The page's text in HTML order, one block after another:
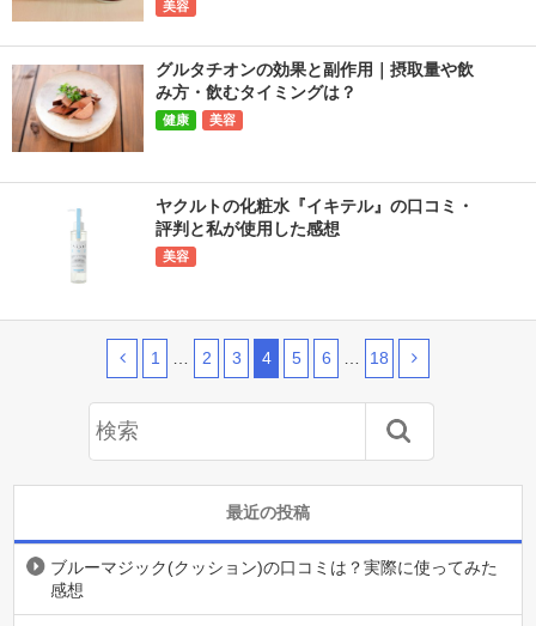
美容
グルタチオンの効果と副作用｜摂取量や飲
み方・飲むタイミングは？
健康 美容
ヤクルトの化粧水『イキテル』の口コミ・
評判と私が使用した感想
美容
1 2 3 4 5 6 18
最近の投稿
ブルーマジック(クッション)の口コミは？実際に使ってみた
感想